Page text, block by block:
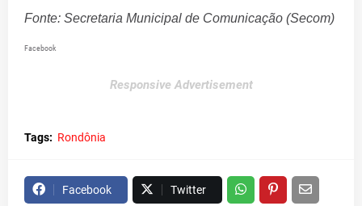
Fonte: Secretaria Municipal de Comunicação (Secom)
Facebook
Responsive Advertisement
Tags: Rondônia
Facebook Twitter